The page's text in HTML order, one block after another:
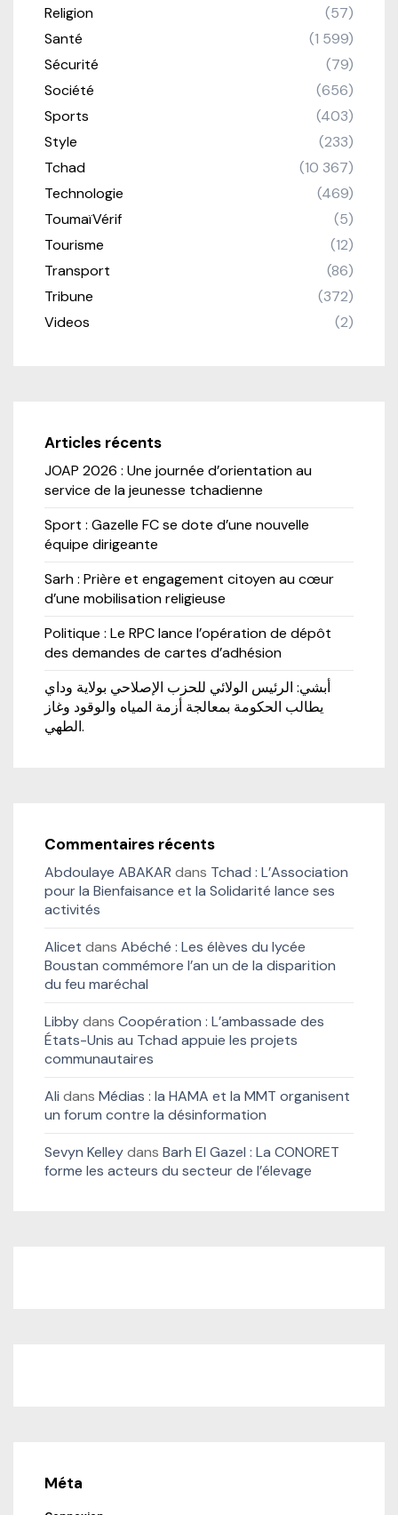
Religion
(57)
Santé
(1 599)
Sécurité
(79)
Société
(656)
Sports
(403)
Style
(233)
Tchad
(10 367)
Technologie
(469)
ToumaïVérif
(5)
Tourisme
(12)
Transport
(86)
Tribune
(372)
Videos
(2)
Articles récents
JOAP 2026 : Une journée d’orientation au
service de la jeunesse tchadienne
Sport : Gazelle FC se dote d’une nouvelle
équipe dirigeante
Sarh : Prière et engagement citoyen au cœur
d’une mobilisation religieuse
Politique : Le RPC lance l’opération de dépôt
des demandes de cartes d’adhésion
أبشي: الرئيس الولائي للحزب الإصلاحي بولاية وداي
يطالب الحكومة بمعالجة أزمة المياه والوقود وغاز
الطهي.
Commentaires récents
Abdoulaye ABAKAR dans Tchad : L’Association
pour la Bienfaisance et la Solidarité lance ses
activités
Alicet dans Abéché : Les élèves du lycée
Boustan commémore l’an un de la disparition
du feu maréchal
Libbydans Coopération : L’ambassade des
États-Unis au Tchad appuie les projets
communautaires
Ali dans Médias : la HAMA et la MMT organisent
un forum contre la désinformation
Sevyn Kelleydans Barh El Gazel : La CONORET
forme les acteurs du secteur de l’élevage
Méta